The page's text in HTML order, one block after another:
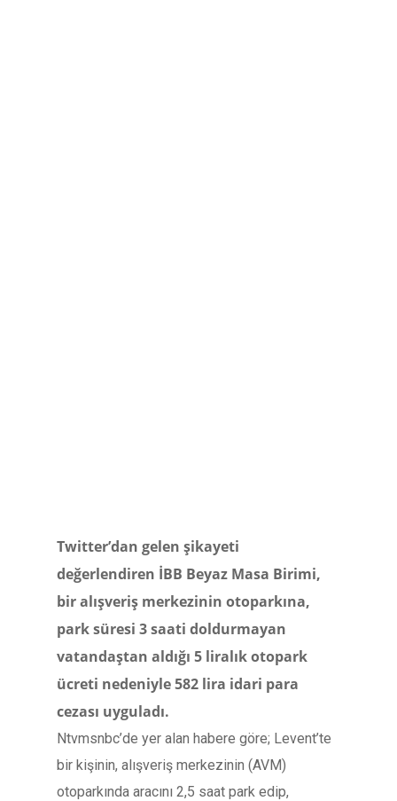
Twitter’dan gelen şikayeti
değerlendiren İBB Beyaz Masa Birimi,
bir alışveriş merkezinin otoparkına,
park süresi 3 saati doldurmayan
vatandaştan aldığı 5 liralık otopark
ücreti nedeniyle 582 lira idari para
cezası uyguladı.
Ntvmsnbc’de yer alan habere göre; Levent’te
bir kişinin, alışveriş merkezinin (AVM)
otoparkında aracını 2,5 saat park edip,